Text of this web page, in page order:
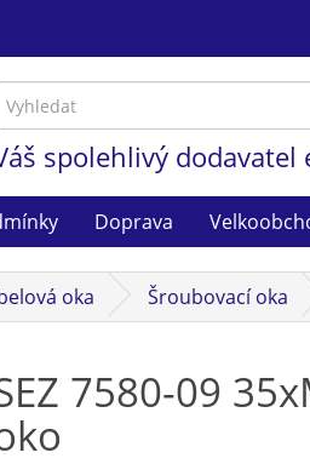
spolehlivý
Doprava
oka Šroubovací oka
7580-09